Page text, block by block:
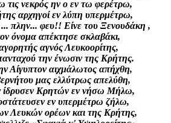
τις νεκρός ην ο εν τω φερέτρω,
αρχηγοί εν λύπη υπερμέτρω,
πλην... φευ!! Είνε του Ξενουδάκη ,
όνομα απέκτησε σκλαβάκι,
αγνός Λευκοορίτης,
την ένωσιν της Κρήτης.
Αίγυπτον αιχμάλωτος απήχθη,
μας ελλύτρως απελύθη,
ίδρυσεν Κρητών εν νήσω Μήλω,
εν υπερμέτρω ζήλω,
Λευκών ορέων και της Κρήτης,